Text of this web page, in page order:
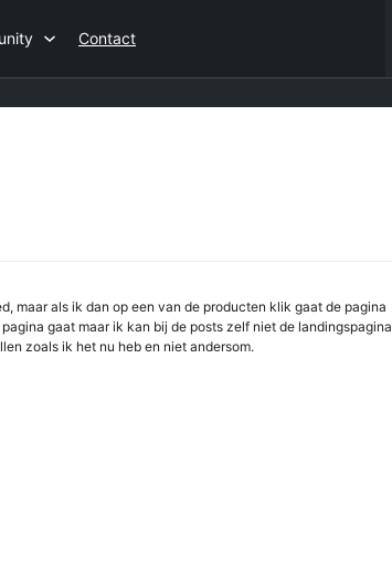
Contact
maar als ik dan op een van de producten klik gaat de pagina
gaat maar ik kan bij de posts zelf niet de landingspagina
zoals ik het nu heb en niet andersom.